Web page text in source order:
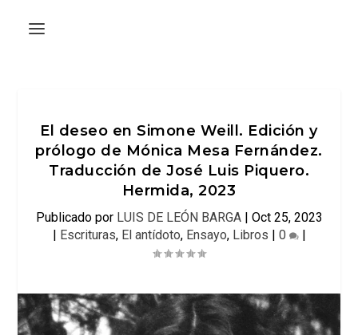
El deseo en Simone Weill. Edición y
prólogo de Mónica Mesa Fernández.
Traducción de José Luis Piquero.
Hermida, 2023
Publicado por LUIS DE LEÓN BARGA| Oct 25, 2023
| Escrituras, El antídoto, Ensayo, Libros | 0 |